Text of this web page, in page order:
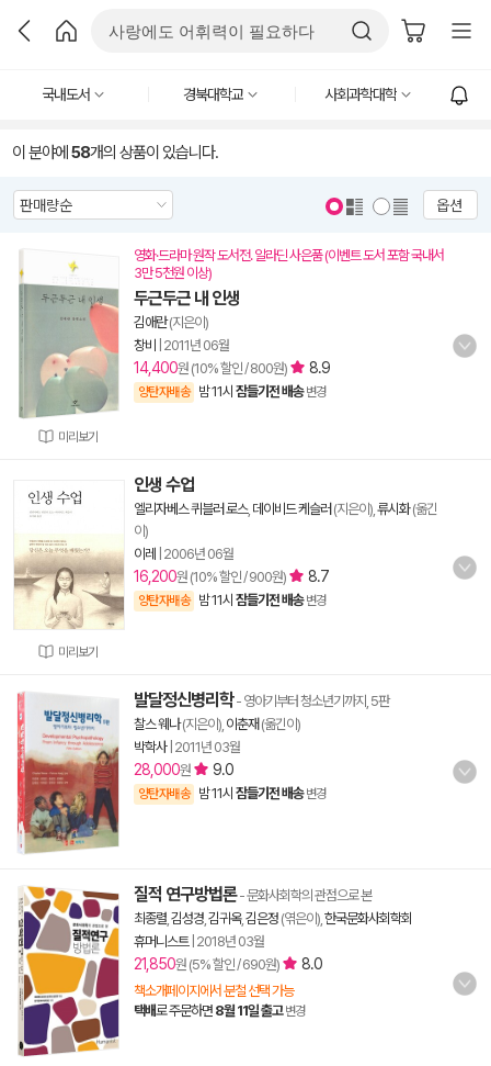
국내도서 경북대학교 사회과학대학
이 분야에 58개의 상품이 있습니다.
옵션
미리보기
영화·드라마 원작 도서전. 알라딘 사은품 (이벤트 도서 포함 국내서
3만 5천원 이상)
두근두근 내 인생
김애란(지은이)
창비
2011년 06월
14,400원 (10% 할인 / 800원) 8.9
양탄자배송 밤 11시 잠들기전 배송 변경
미리보기
인생 수업
엘리자베스 퀴블러 로스, 데이비드 케슬러 (지은이), 류시화(옮긴
이)
이레
2006년 06월
16,200원 (10% 할인 / 900원) 8.7
양탄자배송 밤 11시 잠들기전 배송 변경
발달정신병리학- 영아기부터 청소년기까지, 5판
찰스 웨나(지은이), 이춘재 (옮긴이)
박학사| 2011년 03월
28,000원 9.0
양탄자배송 밤 11시 잠들기전 배송 변경
질적 연구방법론- 문화사회학의 관점으로 본
최종렬 김성경 김귀옥, 김은정 (엮은이), 한국문화사회학회
휴머니스트| 2018년 03월
21,850원 (5% 할인 / 690원) 8.0
책소개페이지에서 분철 선택 가능
택배로 주문하면 8월 11일 출고 변경